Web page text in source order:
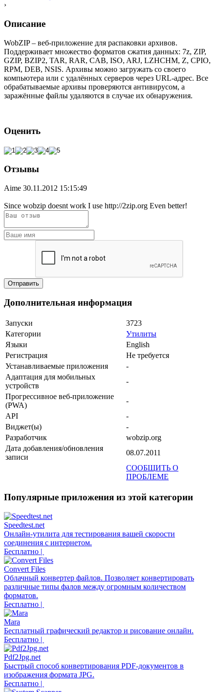
›
Описание
WobZIP – веб-приложение для распаковки архивов.
Поддерживает множество форматов сжатия данных: 7z, ZIP,
GZIP, BZIP2, TAR, RAR, CAB, ISO, ARJ, LZHCHM, Z, CPIO,
RPM, DEB, NSIS. Архивы можно загружать со своего
компьютера или с удалённых серверов через URL-адрес. Все
обрабатываемые архивы проверяются антивирусом, а
заражённые файлы удаляются в случае их обнаружения.
Оценить
Отзывы
Aime 30.11.2012 15:15:49
Since wobzip doesnt work I use http://2zip.org Even better!
Дополнительная информация
Запуски
3723
Категории
Утилиты
Языки
English
Регистрация
Не требуется
Устанавливаемые приложения
-
Адаптация для мобильных
устройств
-
Прогрессивное веб-приложение
(PWA)
-
API
-
Виджет(ы)
-
Разработчик
wobzip.org
Дата добавления/обновления
записи
08.07.2011
СООБЩИТЬ О
ПРОБЛЕМЕ
Популярные приложения из этой категории
Speedtest.net
Онлайн-утилита для тестирования вашей скорости
соединения с интернетом.
Бесплатно |
Convert Files
Облачный конвертер файлов. Позволяет конвертировать
различные типы фалов между огромным количеством
форматов.
Бесплатно |
Mara
Бесплатный графический редактор и рисование онлайн.
Бесплатно |
Pdf2Jpg.net
Быстрый способ конвертирования PDF-документов в
изображения формата JPG.
Бесплатно |